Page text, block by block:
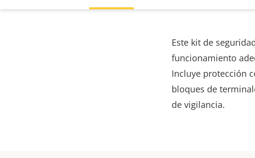
Este kit de
funcionamiento
Incluye protección
bloques de
de vigilancia.